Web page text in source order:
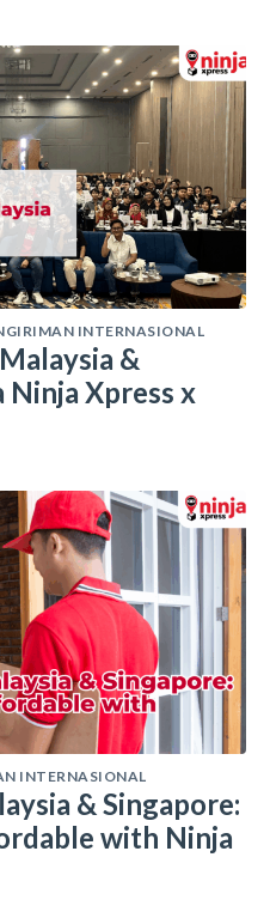
INTERNASIONAL
&
Ninja Xpress x
INTERNASIONAL
& Singapore:
with Ninja